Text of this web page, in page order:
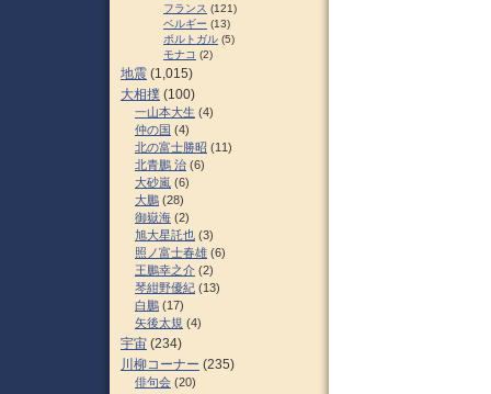
フランス (121)
ベルギー (13)
ポルトガル (5)
モナコ (2)
地震 (1,015)
大相撲 (100)
一山本大生 (4)
仲の国 (4)
北の富士勝昭 (11)
北青鵬 治 (6)
大砂嵐 (6)
大鵬 (28)
御嶽海 (2)
旭大星託也 (3)
照ノ富士春雄 (6)
王鵬幸之介 (2)
琴紺野優紀 (13)
白鵬 (17)
矢後太規 (4)
宇宙 (234)
川柳コーナー (235)
俳句会 (20)